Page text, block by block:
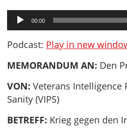
Audio-
Player
00:00
Podcast: Play in new
MEMORANDUM AN: Den
VON: Veterans Intelligence
Sanity (VIPS)
BETREFF: Krieg gegen den